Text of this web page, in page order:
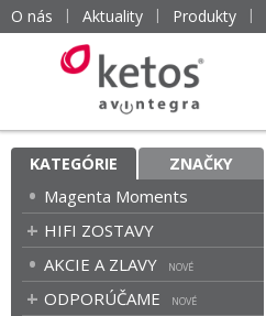
O nás Aktuality Produkty
KATEGÓRIE ZNAČKY
Magenta Moments
HIFI ZOSTAVY
AKCIE A ZLAVY
ODPORÚČAME